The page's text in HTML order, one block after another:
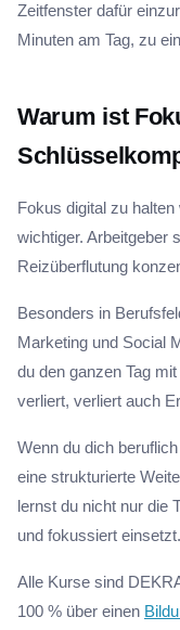
Zeitfenster dafür
Minuten am Tag, zu
Warum ist
Fokus digital zu
wichtiger. Arbeitgeber
Reizüberflutung
Besonders in
Marketing und Social
du den ganzen Tag
verliert, verliert auch
Wenn du dich
eine strukturierte
lernst du nicht nur die
und fokussiert einsetzt.
Alle Kurse sind
100 % über einen